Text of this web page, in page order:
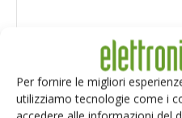
Per fornire le migliori
utilizziamo tecnologie come i